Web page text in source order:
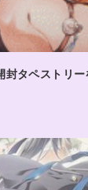
封タペストリ